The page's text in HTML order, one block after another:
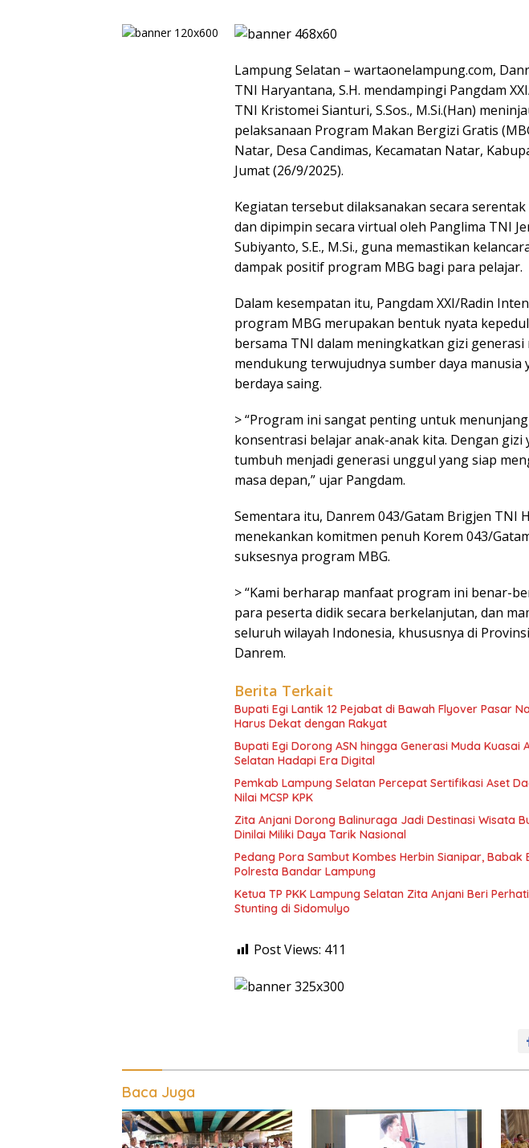
Lampung Selatan – wartaonelampung.com,
TNI Haryantana, S.H. mendampingi Pangdam
TNI Kristomei Sianturi, S.Sos., M.Si.(Han)
pelaksanaan Program Makan Bergizi Gratis
Natar, Desa Candimas, Kecamatan Natar,
Jumat (26/9/2025).
Kegiatan tersebut dilaksanakan secara
dan dipimpin secara virtual oleh Panglima TNI
Subiyanto, S.E., M.Si., guna memastikan
dampak positif program MBG bagi para pelajar.
Dalam kesempatan itu, Pangdam XXI/Radin
program MBG merupakan bentuk nyata
bersama TNI dalam meningkatkan gizi generasi
mendukung terwujudnya sumber daya manusia
berdaya saing.
> “Program ini sangat penting untuk
konsentrasi belajar anak-anak kita. Dengan gizi
tumbuh menjadi generasi unggul yang siap
masa depan,” ujar Pangdam.
Sementara itu, Danrem 043/Gatam Brigjen TNI
menekankan komitmen penuh Korem 043/
suksesnya program MBG.
> “Kami berharap manfaat program ini benar-
para peserta didik secara berkelanjutan, dan
seluruh wilayah Indonesia, khususnya di
Danrem.
Berita Terkait
Bupati Egi Lantik 12 Pejabat di Bawah Flyover Pasar
Harus Dekat dengan Rakyat
Bupati Egi Dorong ASN hingga Generasi Muda Kuasai
Selatan Hadapi Era Digital
Pemkab Lampung Selatan Percepat Sertifikasi Aset
Nilai MCSP KPK
Zita Anjani Dorong Balinuraga Jadi Destinasi Wisata
Dinilai Miliki Daya Tarik Nasional
Pedang Pora Sambut Kombes Herbin Sianipar, Babak
Polresta Bandar Lampung
Ketua TP PKK Lampung Selatan Zita Anjani Beri
Stunting di Sidomulyo
Post Views: 411
Baca Juga